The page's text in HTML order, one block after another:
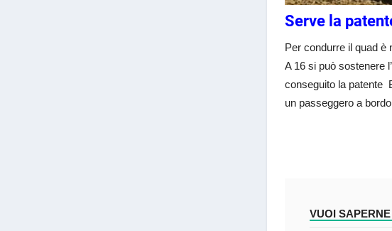
Serve la
Per condurre il quad è
A 16 si può sostenere
conseguito la patente
un passeggero a
VUOI